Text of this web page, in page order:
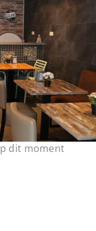
t
i
o
dit moment